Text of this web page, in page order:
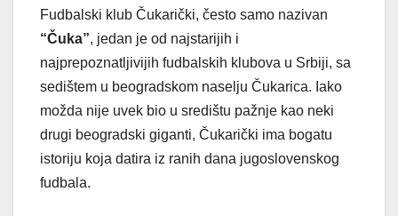
Fudbalski klub Čukarički, često samo nazivan
“Čuka”, jedan je od najstarijih i
najprepoznatljivijih fudbalskih klubova u Srbiji, sa
sedištem u beogradskom naselju Čukarica. Iako
možda nije uvek bio u središtu pažnje kao neki
drugi beogradski giganti, Čukarički ima bogatu
istoriju koja datira iz ranih dana jugoslovenskog
fudbala.